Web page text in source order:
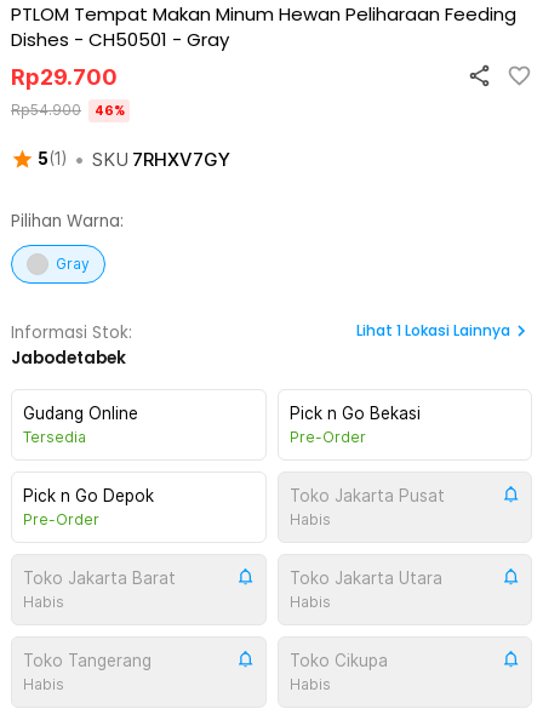
PTLOM Tempat Makan Minum Hewan Peliharaan Feeding
Dishes - CH50501 - Gray
5(1 ) • SKU 7RHXV7GY
Rp29.700
Rp54.900 46%
Pilihan Warna:
Gray
Informasi Stok:
Jabodetabek
Lihat 1Lokasi Lainnya
Gudang Online
Tersedia
Pick n Go Bekasi
Pre-Order
Pick n Go Depok
Pre-Order
Toko Jakarta Pusat
Habis
Toko Jakarta Barat
Habis
Toko Jakarta Utara
Habis
Toko Tangerang
Habis
Toko Cikupa
Habis